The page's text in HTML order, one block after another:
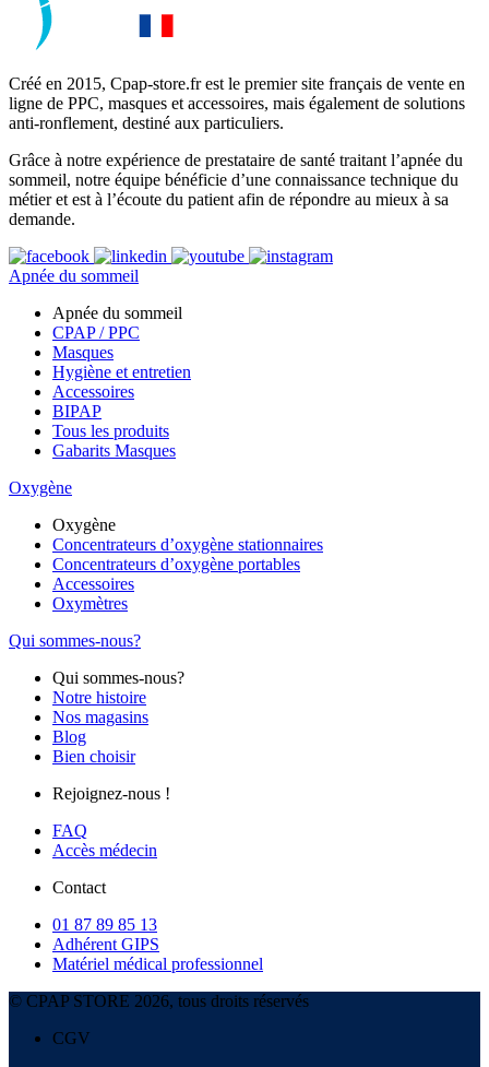
Créé en 2015, Cpap-store.fr est le premier site français de vente en
ligne de PPC, masques et accessoires, mais également de solutions
anti-ronflement, destiné aux particuliers.
Grâce à notre expérience de prestataire de santé traitant l’apnée du
sommeil, notre équipe bénéficie d’une connaissance technique du
métier et est à l’écoute du patient afin de répondre au mieux à sa
demande.
Apnée du sommeil
Apnée du sommeil
CPAP / PPC
Masques
Hygiène et entretien
Accessoires
BIPAP
Tous les produits
Gabarits Masques
Oxygène
Oxygène
Concentrateurs d’oxygène stationnaires
Concentrateurs d’oxygène portables
Accessoires
Oxymètres
Qui sommes-nous?
Qui sommes-nous?
Notre histoire
Nos magasins
Blog
Bien choisir
Rejoignez-nous !
FAQ
Accès médecin
Contact
01 87 89 85 13
Adhérent GIPS
Matériel médical professionnel
© CPAP STORE 2026, tous droits réservés
CGV